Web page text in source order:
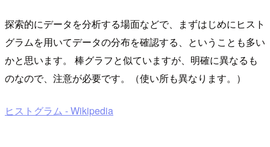
探索的にデータを分析する場面などで、まずはじめにヒスト
グラムを用いてデータの分布を確認する、ということも多い
かと思います。 棒グラフと似ていますが、明確に異なるも
のなので、注意が必要です。（使い所も異なります。）
ヒストグラム - Wikipedia